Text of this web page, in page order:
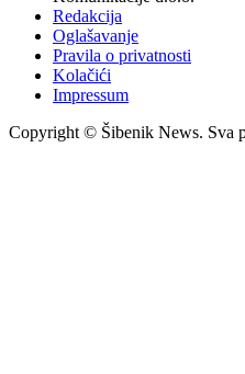
Redakcija
Oglašavanje
Pravila o privatnosti
Kolačići
Impressum
Copyright © Šibenik News. Sva